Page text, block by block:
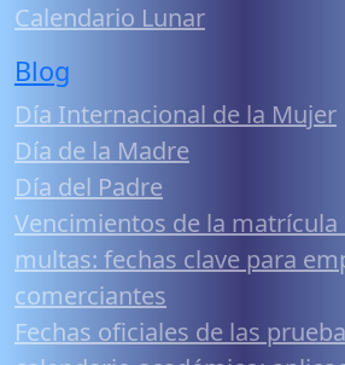
Calendario Lunar
Blog
Día Internacional de la Mujer
Día de la Madre
Día del Padre
Vencimientos de la
multas: fechas clave para
comerciantes
Fechas oficiales de las